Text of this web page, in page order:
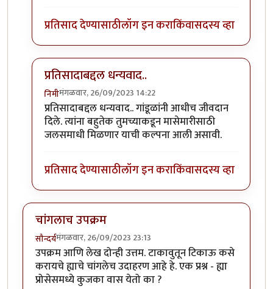
प्रतिसाद देण्यासाठीलॉग इन कराकिंवासदस्य व्हा
प्रतिसादाबद्दल धन्यवाद..
निमीमंगळवार, 26/09/2023 14:22
In reply toछान. खत प्रकल्प आवडला. आमच्याby
प्रतिसादाबद्दल धन्यवाद.. गांडूळांनी आधीच जीवदान
दिले. त्यांना बहुतेक तुमच्याकडून मासेमारीसाठी
जलसमाधी मिळणार याची कल्पना आली असावी.
प्रतिसाद देण्यासाठीलॉग इन कराकिंवासदस्य व्हा
चांगलाच उपक्रम
सौन्दर्यमंगळवार, 26/09/2023 23:13
उपक्रम आणि लेख दोन्ही उत्तम. टाकावुतून टिकाऊ कसे
करायचे ह्याचे चांगलेच उदाहरण आहे हे. एक प्रश्न - ह्या
प्रोसेसमध्ये कुजका वास येतो का ?